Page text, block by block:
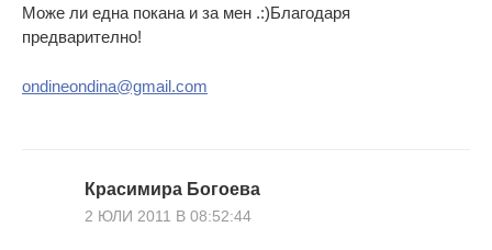
Може ли една покана и за мен .:)Благодаря
предварително!
ondineondina@gmail.com
Красимира Богоева
2 ЮЛИ 2011 В 08:52:44